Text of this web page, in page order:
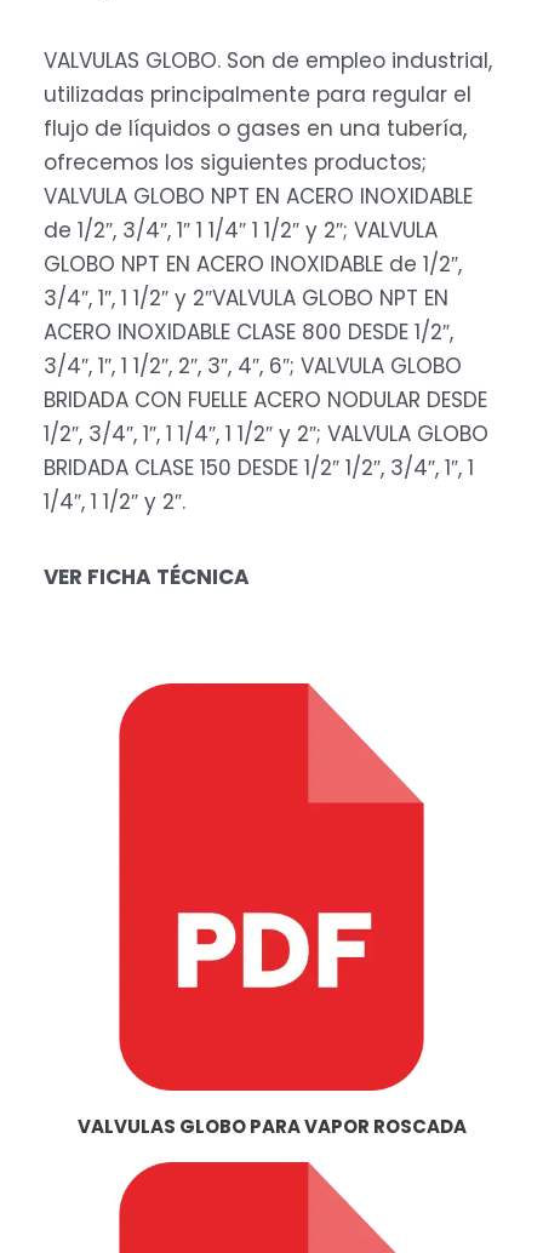
VALVULAS GLOBO. Son de empleo industrial,
utilizadas principalmente para regular el
flujo de líquidos o gases en una tubería,
ofrecemos los siguientes productos;
VALVULA GLOBO NPT EN ACERO INOXIDABLE
de 1/2″, 3/4″, 1″ 1 1/4″ 1 1/2″ y 2″; VALVULA
GLOBO NPT EN ACERO INOXIDABLE de 1/2″,
3/4″, 1″, 1 1/2″ y 2″VALVULA GLOBO NPT EN
ACERO INOXIDABLE CLASE 800 DESDE 1/2″,
3/4″, 1″, 1 1/2″, 2″, 3″, 4″, 6″; VALVULA GLOBO
BRIDADA CON FUELLE ACERO NODULAR DESDE
1/2″, 3/4″, 1″, 1 1/4″, 1 1/2″ y 2″; VALVULA GLOBO
BRIDADA CLASE 150 DESDE 1/2″ 1/2″, 3/4″, 1″, 1
1/4″, 1 1/2″ y 2″.
VER FICHA TÉCNICA
VALVULAS GLOBO PARA VAPOR ROSCADA